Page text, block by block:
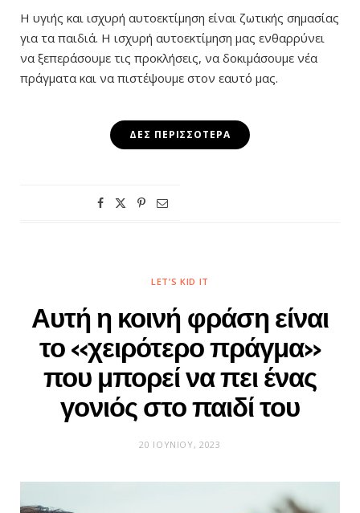
Η υγιής και ισχυρή αυτοεκτίμηση είναι ζωτικής σημασίας
για τα παιδιά. Η ισχυρή αυτοεκτίμηση μας ενθαρρύνει
να ξεπεράσουμε τις προκλήσεις, να δοκιμάσουμε νέα
πράγματα και να πιστέψουμε στον εαυτό μας.
ΔΕΣ ΠΕΡΙΣΣΌΤΕΡΑ
LET’S KID IT
Αυτή η κοινή φράση είναι
το «χειρότερο πράγμα»
που μπορεί να πει ένας
γονιός στο παιδί του
20 ΙΟΥΝΊΟΥ, 2023